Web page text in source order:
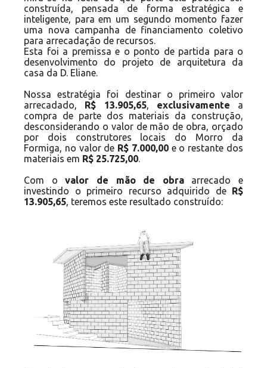
construída, pensada de forma estratégica e
inteligente, para em um segundo momento fazer
uma nova campanha de financiamento coletivo
para arrecadação de recursos.
Esta foi a premissa e o ponto de partida para o
desenvolvimento do projeto de arquitetura da
casa da D. Eliane.
Nossa estratégia foi destinar o primeiro valor
arrecadado, R$ 13.905,65, exclusivamente a
compra de parte dos materiais da construção,
desconsiderando o valor de mão de obra, orçado
por dois construtores locais do Morro da
Formiga, no valor de R$ 7.000,00e o restante dos
materiais em R$ 25.725,00.
Com ovalor de mão de obraarrecado e
investindo o primeiro recurso adquirido de R$
13.905,65, teremos este resultado construído: